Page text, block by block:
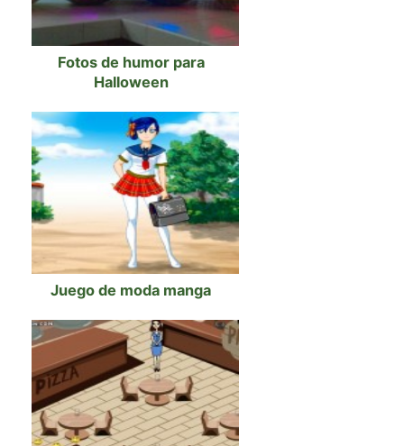
Fotos de humor para
Halloween
Juego de moda manga